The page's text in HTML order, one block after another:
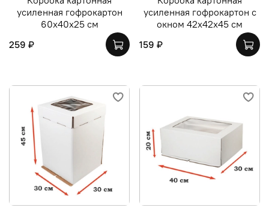
усиленная гофрокартон
60х40х25 см
259 ₽
усиленная гофрокартон с
окном 42х42х45 см
159 ₽